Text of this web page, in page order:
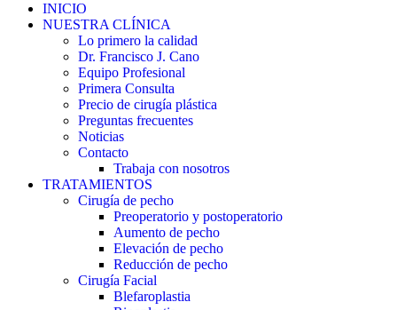
INICIO
NUESTRA CLÍNICA
Lo primero la calidad
Dr. Francisco J. Cano
Equipo Profesional
Primera Consulta
Precio de cirugía plástica
Preguntas frecuentes
Noticias
Contacto
Trabaja con nosotros
TRATAMIENTOS
Cirugía de pecho
Preoperatorio y postoperatorio
Aumento de pecho
Elevación de pecho
Reducción de pecho
Cirugía Facial
Blefaroplastia